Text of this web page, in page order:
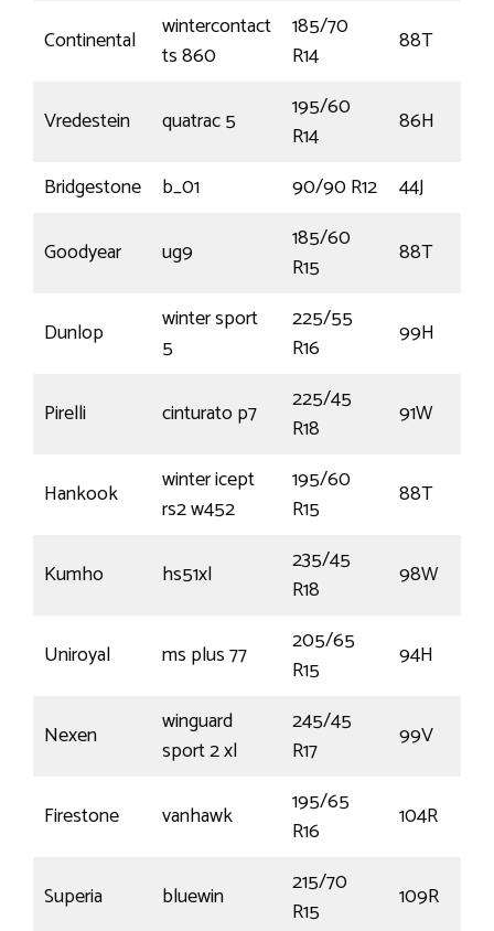
Continental
wintercontact
ts 860
185/70
R14
88T
Vredestein quatrac 5
195/60
R14
86H
Bridgestone
b_01 90/90 R12
44J
Goodyear
ug9
185/60
R15
88T
Dunlop
winter sport
5
225/55
R16
99H
Pirelli cinturato p7
225/45
R18
91W
Hankook
winter icept
rs2 w452
195/60
R15
88T
Kumho hs51xl
235/45
R18
98W
Uniroyal ms plus 77
205/65
R15
94H
Nexen
winguard
sport 2 xl
245/45
R17
99V
Firestone vanhawk
195/65
R16
104R
Superia bluewin
215/70
R15
109R